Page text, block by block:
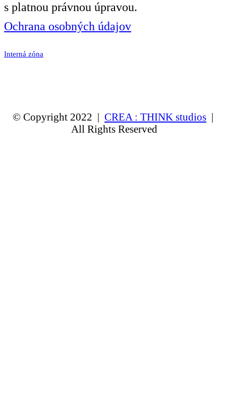
s platnou právnou úpravou.
Ochrana osobných údajov
Interná zóna
© Copyright 2022 | CREA : THINK studios |
All Rights Reserved